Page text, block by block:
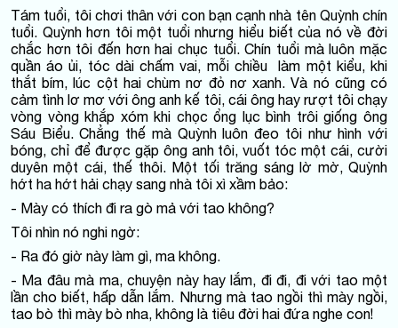
Tám tuổi, tôi chơi thân với con bạn cạnh nhà tên Quỳnh chín
tuổi. Quỳnh hơn tôi một tuổi nhưng hiểu biết của nó về đời
chắc hơn tôi đến hơn hai chục tuổi. Chín tuổi mà luôn mặc
quần áo ủi, tóc dài chấm vai, mỗi chiều làm một kiểu, khi
thắt bím, lúc cột hai chùm nơ đỏ nơ xanh. Và nó cũng có
cảm tình lơ mơ với ông anh kế tôi, cái ông hay rượt tôi chạy
vòng vòng khắp xóm khi chọc ổng lục bình trôi giống ông
Sáu Biểu. Chẳng thế mà Quỳnh luôn đeo tôi như hình với
bóng, chỉ để được gặp ông anh tôi, vuốt tóc một cái, cười
duyên một cái, thế thôi. Một tối trăng sáng lờ mờ, Quỳnh
hớt ha hớt hải chạy sang nhà tôi xì xầm bảo:
- Mày có thích đi ra gò mả với tao không?
Tôi nhìn nó nghi ngờ:
- Ra đó giờ này làm gì, ma không.
- Ma đâu mà ma, chuyện này hay lắm, đi đi, đi với tao một
lần cho biết, hấp dẫn lắm. Nhưng mà tao ngồi thì mày ngồi,
tao bò thì mày bò nha, không là tiêu đời hai đứa nghe con!